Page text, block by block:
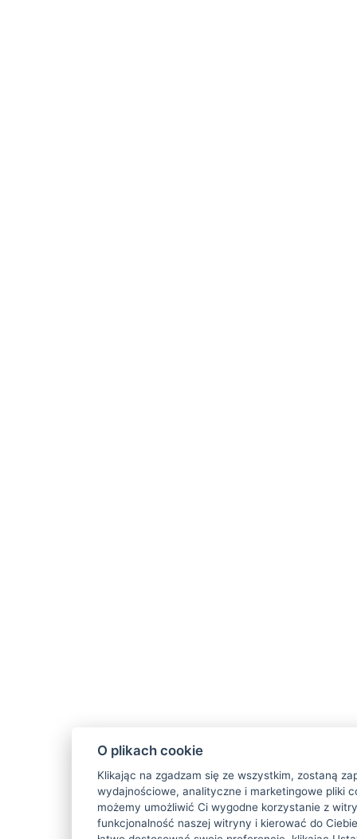
O plikach cookie
Klikając na zgadzam się ze wszystkim, zostaną
wydajnościowe, analityczne i marketingowe pliki
możemy umożliwić Ci wygodne korzystanie z
funkcjonalność naszej witryny i kierować do